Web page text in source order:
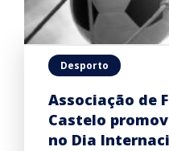
Desporto
Associação de
Castelo
no Dia